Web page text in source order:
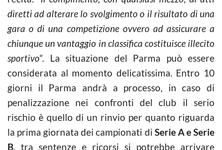
diretti ad alterare lo svolgimento o il risultato di una
gara o di una competizione ovvero ad assicurare a
chiunque un vantaggio in classifica costituisce illecito
sportivo“. La situazione del Parma può essere
considerata al momento delicatissima. Entro 10
giorni il Parma andrà a processo, in caso di
penalizzazione nei confronti del club il serio
rischio è quello di un rinvio per quanto riguarda
la prima giornata dei campionati di Serie A e Serie
B, tra sentenze e ricorsi si potrebbe arrivare